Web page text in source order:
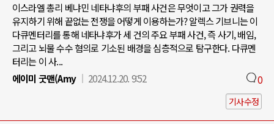
이스라엘 총리 베냐민 네타냐후의 부패 사건은 무엇이고 그가 권력을
유지하기 위해 끝없는 전쟁을 어떻게 이용하는가? 알렉스 기브니는 이
다큐멘터리를 통해 네타냐후가 세 건의 주요 부패 사건, 즉 사기, 배임,
그리고 뇌물 수수 혐의로 기소된 배경을 심층적으로 탐구한다. 다큐멘
터리는 이 사...
에이미 굿맨(Amy
2024.12.20. 9:52 0
기사수정